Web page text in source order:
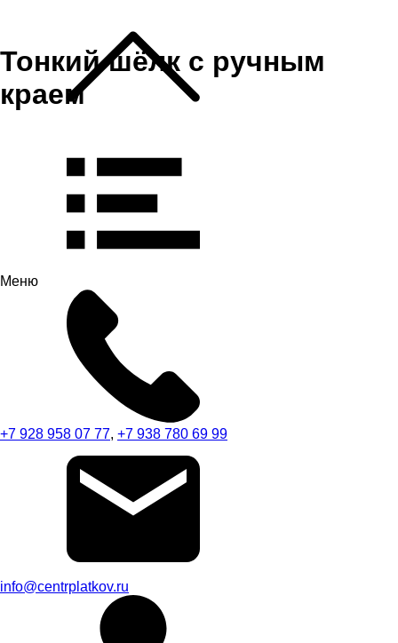
Меню
+7 928 958 07 77, +7 938 780 69 99
info@centrplatkov.ru
Тонкий шёлк с ручным
краем